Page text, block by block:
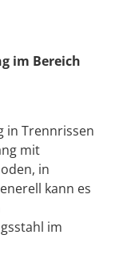
im Bereich
in Trennrissen
mit
in
kann es
im